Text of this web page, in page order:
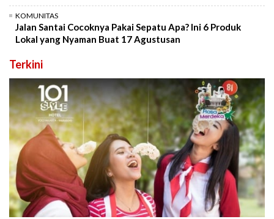
KOMUNITAS
Jalan Santai Cocoknya Pakai Sepatu Apa? Ini 6 Produk
Lokal yang Nyaman Buat 17 Agustusan
Terkini